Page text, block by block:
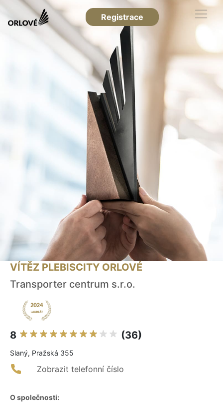
Registrace
VÍTĚZ PLEBISCITY ORLOVÉ
Transporter centrum s.r.o.
8 (36)
Slaný, Pražská 355
Zobrazit telefonní číslo
O společnosti: